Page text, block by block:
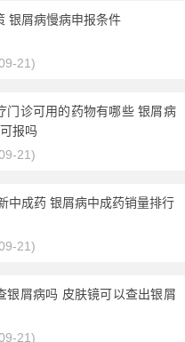
银屑病慢病申报条件
21)
门诊可用的药物有哪些 银屑病
报吗
21)
中成药 银屑病中成药销量排行
21)
银屑病吗 皮肤镜可以查出银屑
21)